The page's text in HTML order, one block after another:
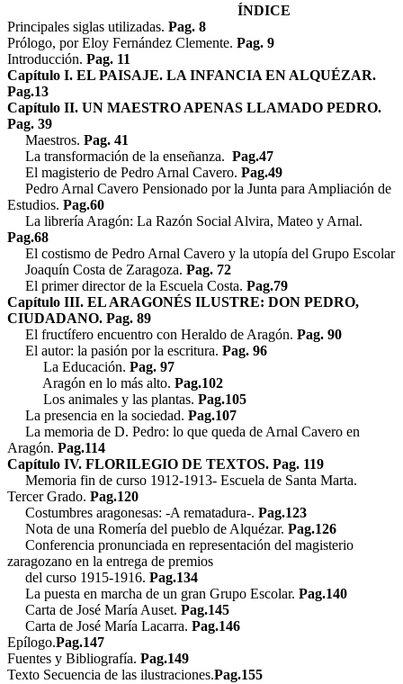
ÍNDICE
Principales siglas utilizadas. Pag. 8
Prólogo, por Eloy Fernández Clemente. Pag. 9
Introducción. Pag. 11
Capítulo I. EL PAISAJE. LA INFANCIA EN ALQUÉZAR.
Pag.13
Capítulo II. UN MAESTRO APENAS LLAMADO PEDRO.
Pag. 39
Maestros. Pag. 41
La transformación de la enseñanza. Pag.47
El magisterio de Pedro Arnal Cavero. Pag.49
Pedro Arnal Cavero Pensionado por la Junta para Ampliación de
Estudios. Pag.60
La librería Aragón: La Razón Social Alvira, Mateo y Arnal.
Pag.68
El costismo de Pedro Arnal Cavero y la utopía del Grupo Escolar
Joaquín Costa de Zaragoza. Pag. 72
El primer director de la Escuela Costa. Pag.79
Capítulo III. EL ARAGONÉS ILUSTRE: DON PEDRO,
CIUDADANO. Pag. 89
El fructífero encuentro con Heraldo de Aragón. Pag. 90
El autor: la pasión por la escritura. Pag. 96
La Educación. Pag. 97
Aragón en lo más alto. Pag.102
Los animales y las plantas. Pag.105
La presencia en la sociedad. Pag.107
La memoria de D. Pedro: lo que queda de Arnal Cavero en
Aragón. Pag.114
Capítulo IV. FLORILEGIO DE TEXTOS. Pag. 119
Memoria fin de curso 1912-1913- Escuela de Santa Marta.
Tercer Grado. Pag.120
Costumbres aragonesas: -A rematadura-. Pag.123
Nota de una Romería del pueblo de Alquézar. Pag.126
Conferencia pronunciada en representación del magisterio
zaragozano en la entrega de premios
del curso 1915-1916. Pag.134
La puesta en marcha de un gran Grupo Escolar. Pag.140
Carta de José María Auset. Pag.145
Carta de José María Lacarra. Pag.146
Epílogo.Pag.147
Fuentes y Bibliografía. Pag.149
Texto Secuencia de las ilustraciones.Pag.155